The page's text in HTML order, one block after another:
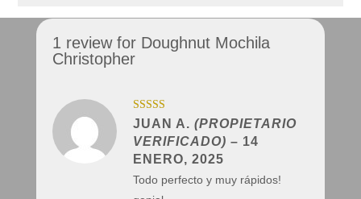
1 review for Doughnut Mochila
Christopher
Valorado con
5de 5
JUAN A. (PROPIETARIO
VERIFICADO) – 14
ENERO, 2025
Todo perfecto y muy rápidos!